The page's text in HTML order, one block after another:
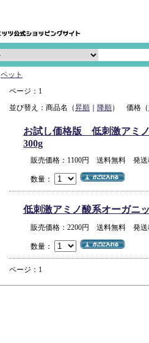
ペット
ページ：1
並び替え：商品名（昇順 降順） 価格（
お試し価格版 低刺激アミ
300g
販売価格：1100円 送料無料 発送
数量：
低刺激アミノ酸系オーガニ
販売価格：2200円 送料無料 発送
数量：
ページ：1